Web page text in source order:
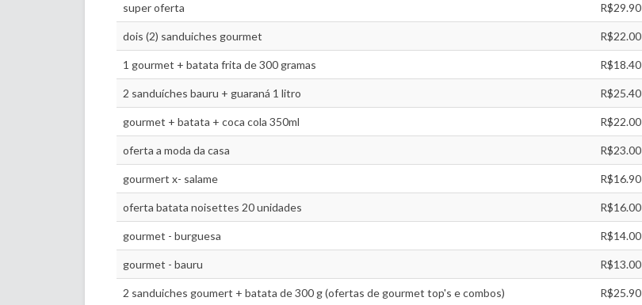
super oferta R$29.90
dois (2) sanduiches gourmet R$22.00
1 gourmet + batata frita de 300 gramas R$18.40
2 sanduíches bauru + guaraná 1 litro R$25.40
gourmet + batata + coca cola 350ml R$22.00
oferta a moda da casa R$23.00
gourmert x- salame R$16.90
oferta batata noisettes 20 unidades R$16.00
gourmet - burguesa R$14.00
gourmet - bauru R$13.00
2 sanduiches goumert + batata de 300 g (ofertas de gourmet top's e combos) R$25.90